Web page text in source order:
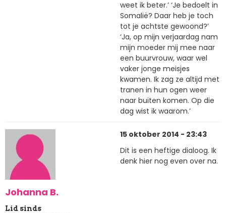
weet ik beter.’ ‘Je bedoelt in
Somalië? Daar heb je toch
tot je achtste gewoond?’
‘Ja, op mijn verjaardag nam
mijn moeder mij mee naar
een buurvrouw, waar wel
vaker jonge meisjes
kwamen. Ik zag ze altijd met
tranen in hun ogen weer
naar buiten komen. Op die
dag wist ik waarom.’
Johanna B.
Lid sinds
15 oktober 2014 - 23:43
Dit is een heftige dialoog. Ik
denk hier nog even over na.